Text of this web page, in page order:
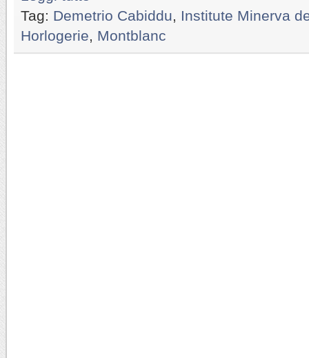
Tag: Demetrio Cabiddu
Institute Minerva
Horlogerie
Montblanc